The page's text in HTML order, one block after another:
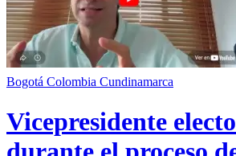
Bogotá Colombia Cundinamarca
Vicepresidente